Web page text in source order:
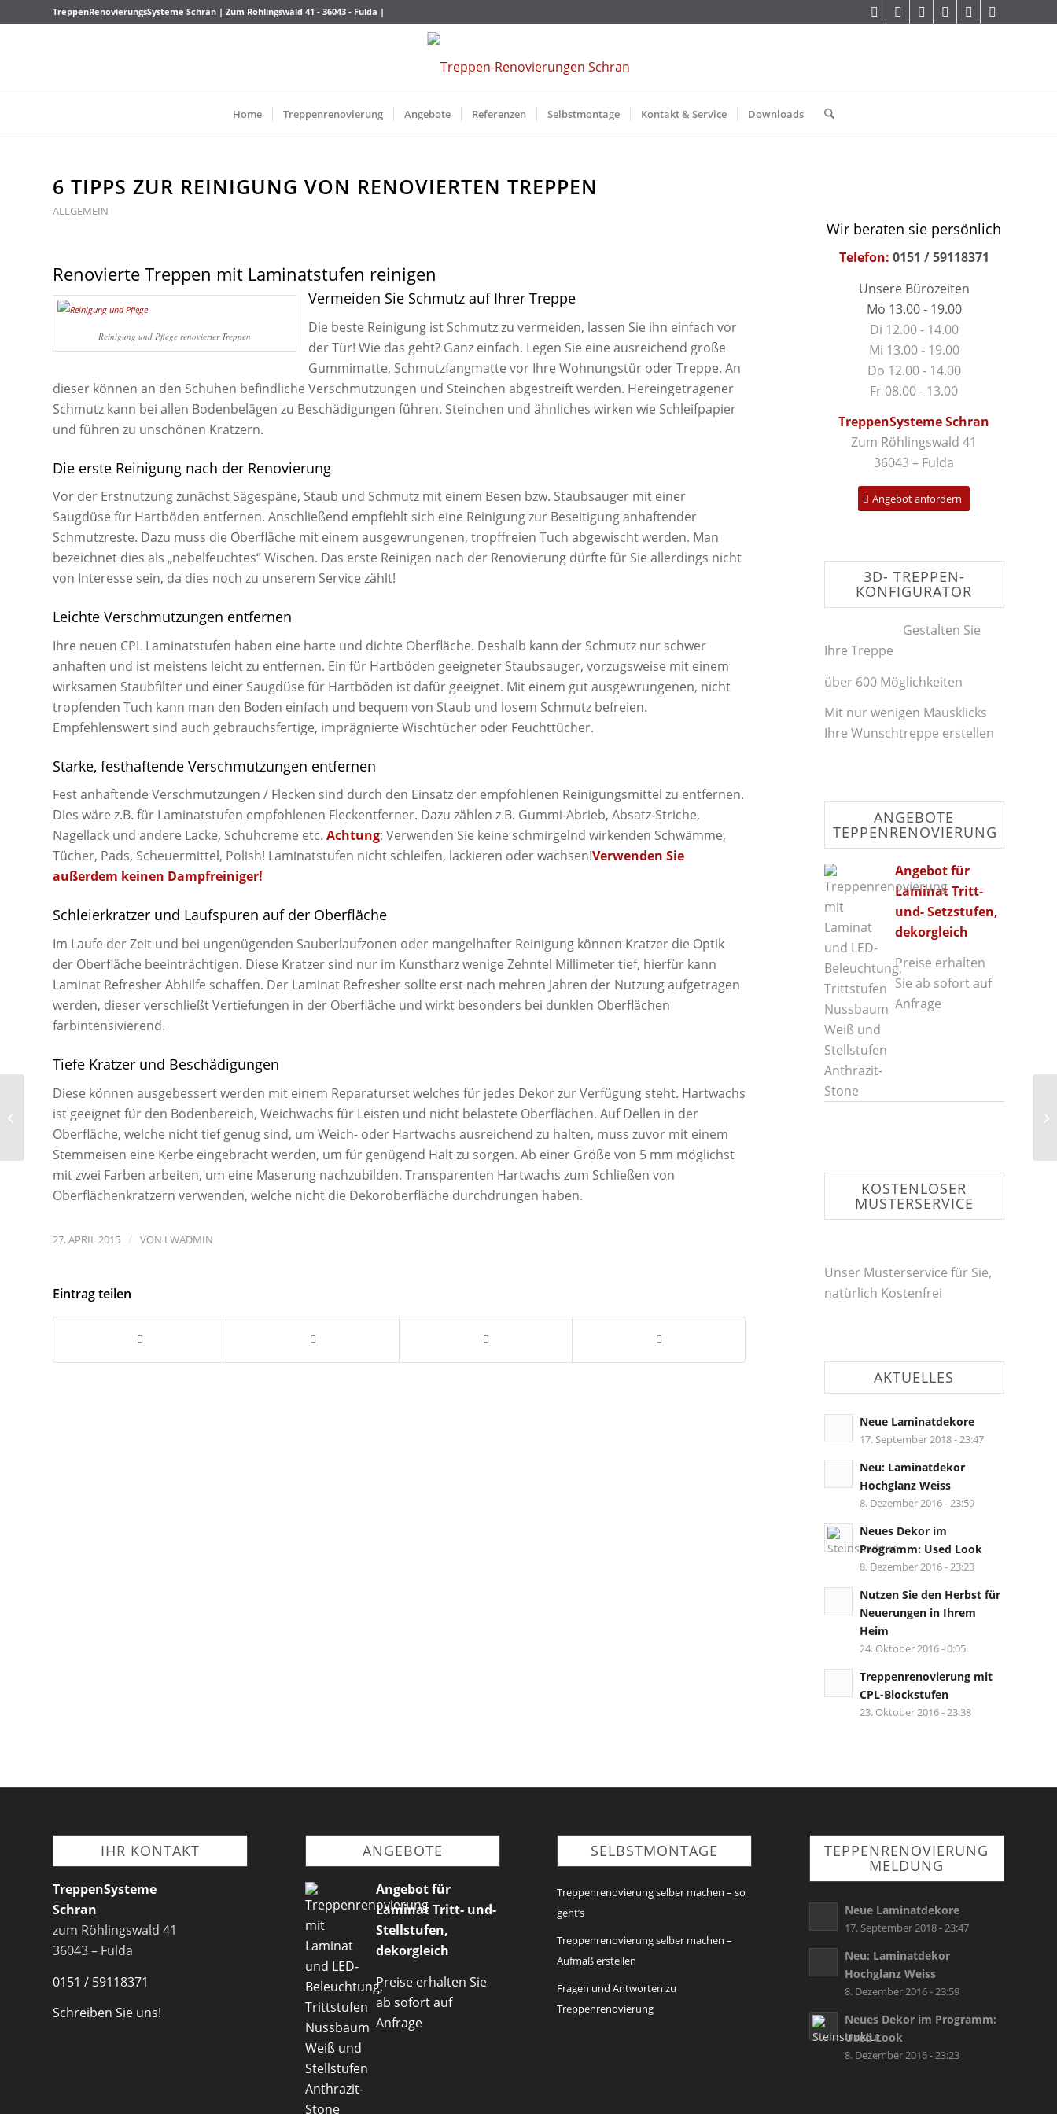
TreppenRenovierungsSysteme Schran | Zum Röhlingswald 41 - 36043 - Fulda |
Home Treppenrenovierung Angebote Referenzen Selbstmontage Kontakt & Service Downloads
6 TIPPS ZUR REINIGUNG VON RENOVIERTEN TREPPEN
ALLGEMEIN
Renovierte Treppen mit Laminatstufen reinigen
Reinigung und Pflege renovierter Treppen
Vermeiden Sie Schmutz auf Ihrer Treppe
Die beste Reinigung ist Schmutz zu vermeiden, lassen Sie ihn einfach vor
der Tür! Wie das geht? Ganz einfach. Legen Sie eine ausreichend große
Gummimatte, Schmutzfangmatte vor Ihre Wohnungstür oder Treppe. An
dieser können an den Schuhen befindliche Verschmutzungen und Steinchen abgestreift werden. Hereingetragener
Schmutz kann bei allen Bodenbelägen zu Beschädigungen führen. Steinchen und ähnliches wirken wie Schleifpapier
und führen zu unschönen Kratzern.
Die erste Reinigung nach der Renovierung
Vor der Erstnutzung zunächst Sägespäne, Staub und Schmutz mit einem Besen bzw. Staubsauger mit einer
Saugdüse für Hartböden entfernen. Anschließend empfiehlt sich eine Reinigung zur Beseitigung anhaftender
Schmutzreste. Dazu muss die Oberfläche mit einem ausgewrungenen, tropffreien Tuch abgewischt werden. Man
bezeichnet dies als „nebelfeuchtes“ Wischen. Das erste Reinigen nach der Renovierung dürfte für Sie allerdings nicht
von Interesse sein, da dies noch zu unserem Service zählt!
Leichte Verschmutzungen entfernen
Ihre neuen CPL Laminatstufen haben eine harte und dichte Oberfläche. Deshalb kann der Schmutz nur schwer
anhaften und ist meistens leicht zu entfernen. Ein für Hartböden geeigneter Staubsauger, vorzugsweise mit einem
wirksamen Staubfilter und einer Saugdüse für Hartböden ist dafür geeignet. Mit einem gut ausgewrungenen, nicht
tropfenden Tuch kann man den Boden einfach und bequem von Staub und losem Schmutz befreien.
Empfehlenswert sind auch gebrauchsfertige, imprägnierte Wischtücher oder Feuchttücher.
Starke, festhaftende Verschmutzungen entfernen
Fest anhaftende Verschmutzungen / Flecken sind durch den Einsatz der empfohlenen Reinigungsmittel zu entfernen.
Dies wäre z.B. für Laminatstufen empfohlenen Fleckentferner. Dazu zählen z.B. Gummi-Abrieb, Absatz-Striche,
Nagellack und andere Lacke, Schuhcreme etc. Achtung: Verwenden Sie keine schmirgelnd wirkenden Schwämme,
Tücher, Pads, Scheuermittel, Polish! Laminatstufen nicht schleifen, lackieren oder wachsen!Verwenden Sie
außerdem keinen Dampfreiniger!
Schleierkratzer und Laufspuren auf der Oberfläche
Im Laufe der Zeit und bei ungenügenden Sauberlaufzonen oder mangelhafter Reinigung können Kratzer die Optik
der Oberfläche beeinträchtigen. Diese Kratzer sind nur im Kunstharz wenige Zehntel Millimeter tief, hierfür kann
Laminat Refresher Abhilfe schaffen. Der Laminat Refresher sollte erst nach mehren Jahren der Nutzung aufgetragen
werden, dieser verschließt Vertiefungen in der Oberfläche und wirkt besonders bei dunklen Oberflächen
farbintensivierend.
Tiefe Kratzer und Beschädigungen
Diese können ausgebessert werden mit einem Reparaturset welches für jedes Dekor zur Verfügung steht. Hartwachs
ist geeignet für den Bodenbereich, Weichwachs für Leisten und nicht belastete Oberflächen. Auf Dellen in der
Oberfläche, welche nicht tief genug sind, um Weich- oder Hartwachs ausreichend zu halten, muss zuvor mit einem
Stemmeisen eine Kerbe eingebracht werden, um für genügend Halt zu sorgen. Ab einer Größe von 5 mm möglichst
mit zwei Farben arbeiten, um eine Maserung nachzubilden. Transparenten Hartwachs zum Schließen von
Oberflächenkratzern verwenden, welche nicht die Dekoroberfläche durchdrungen haben.
27. APRIL 2015 / VON LWADMIN
Eintrag teilen
Wir beraten sie persönlich
Telefon: 0151 / 59118371
Unsere Bürozeiten
Mo 13.00 - 19.00
Di 12.00 - 14.00
Mi 13.00 - 19.00
Do 12.00 - 14.00
Fr 08.00 - 13.00
TreppenSysteme Schran
Zum Röhlingswald 41
36043 – Fulda
Angebot anfordern
3D- TREPPEN-
KONFIGURATOR
Gestalten Sie
Ihre Treppe
über 600 Möglichkeiten
Mit nur wenigen Mausklicks
Ihre Wunschtreppe erstellen
ANGEBOTE
TEPPENRENOVIERUNG
Angebot für
Laminat Tritt-
und- Setzstufen,
dekorgleich
Preise erhalten
Sie ab sofort auf
Anfrage
KOSTENLOSER
MUSTERSERVICE
Unser Musterservice für Sie,
natürlich Kostenfrei
AKTUELLES
Neue Laminatdekore
17. September 2018 - 23:47
Neu: Laminatdekor
Hochglanz Weiss
8. Dezember 2016 - 23:59
Neues Dekor im
Programm: Used Look
8. Dezember 2016 - 23:23
Nutzen Sie den Herbst für
Neuerungen in Ihrem
Heim
24. Oktober 2016 - 0:05
Treppenrenovierung mit
CPL-Blockstufen
23. Oktober 2016 - 23:38
IHR KONTAKT
TreppenSysteme
Schran
zum Röhlingswald 41
36043 – Fulda
0151 / 59118371
Schreiben Sie uns!
ANGEBOTE
Angebot für
Laminat Tritt- und-
Stellstufen,
dekorgleich
Preise erhalten Sie
ab sofort auf
Anfrage
SELBSTMONTAGE
Treppenrenovierung selber machen – so
geht’s
Treppenrenovierung selber machen –
Aufmaß erstellen
Fragen und Antworten zu
Treppenrenovierung
TEPPENRENOVIERUNG
MELDUNG
Neue Laminatdekore
17. September 2018 - 23:47
Neu: Laminatdekor
Hochglanz Weiss
8. Dezember 2016 - 23:59
Neues Dekor im Programm:
Used Look
8. Dezember 2016 - 23:23
HAFA –
Premiumpartner